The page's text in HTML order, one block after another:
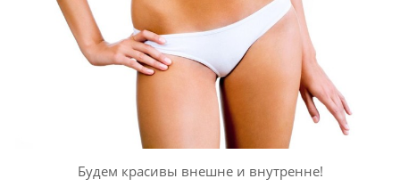
Будем красивы внешне и внутренне!